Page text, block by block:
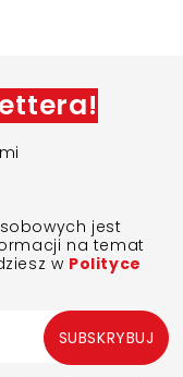
jest
na temat
w Polityce
SUBSKRYBUJ